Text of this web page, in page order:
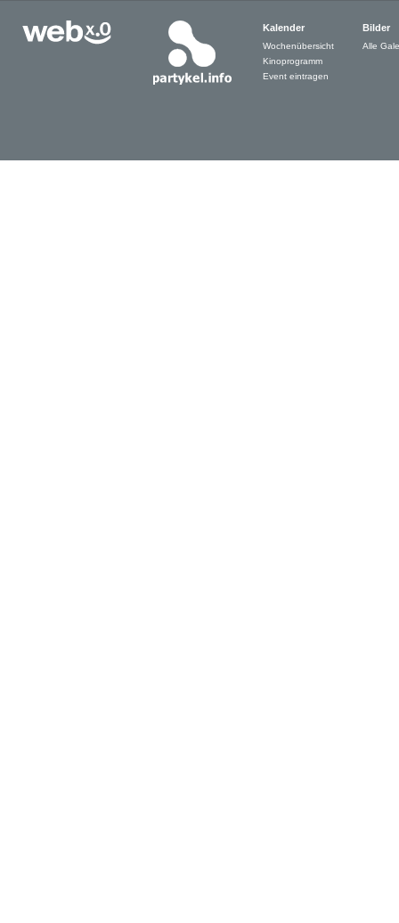
Kalender
Wochenübersicht
Kinoprogramm
Event eintragen
Bilder
Alle